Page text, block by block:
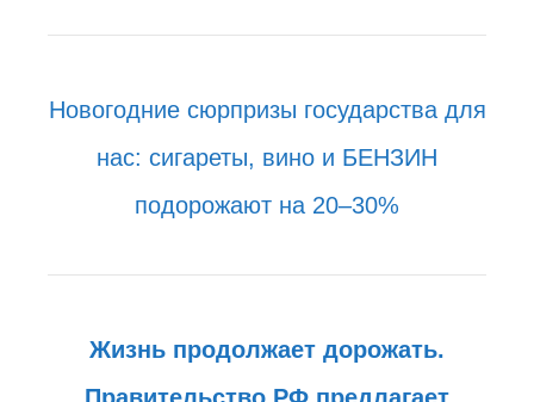
Новогодние сюрпризы государства для
нас: сигареты, вино и БЕНЗИН
подорожают на 20–30%
Жизнь продолжает дорожать.